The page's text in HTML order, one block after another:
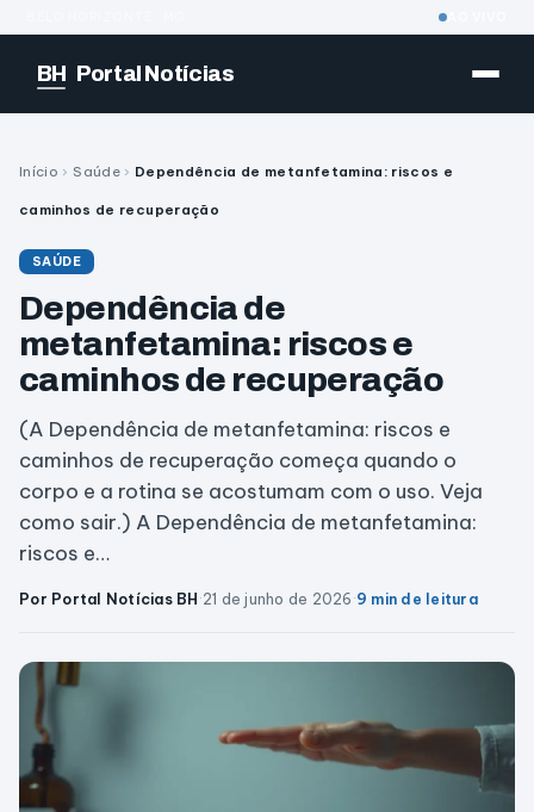
BH Portal Notícias
Início › Saúde › Dependência de metanfetamina: riscos e
caminhos de recuperação
SAÚDE
Dependência de
metanfetamina: riscos e
caminhos de recuperação
(A Dependência de metanfetamina: riscos e
caminhos de recuperação começa quando o
corpo e a rotina se acostumam com o uso. Veja
como sair.) A Dependência de metanfetamina:
riscos e…
Por Portal Notícias BH·21 de junho de 2026·9 min de leitura